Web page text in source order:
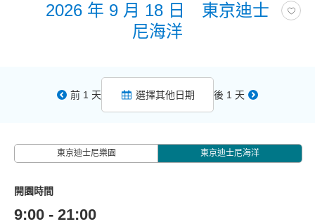
2026 年 9 月 18 日 東京迪士
尼海洋
前 1 天 選擇其他日期 後 1 天
東京迪士尼樂園 東京迪士尼海洋
開園時間
9:00 - 21:00